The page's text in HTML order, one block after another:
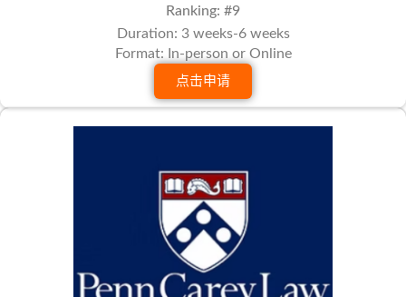
Ranking: #9
Duration: 3 weeks-6 weeks
Format: In-person or Online
点击申请